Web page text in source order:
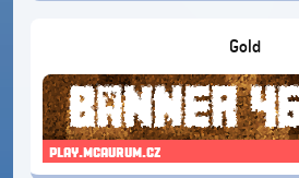
Gold
play.mcaurum.cz